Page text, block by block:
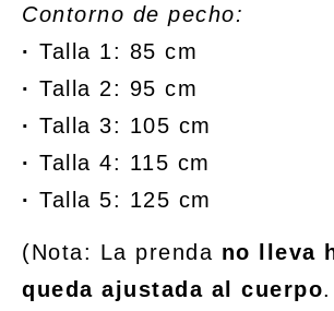
Contorno de pecho:
· Talla 1: 85 cm
· Talla 2: 95 cm
· Talla 3: 105 cm
· Talla 4: 115 cm
· Talla 5: 125 cm
(Nota: La prenda no lleva
queda ajustada al cuerpo